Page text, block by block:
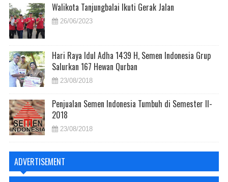
Walikota Tanjungbalai Ikuti Gerak Jalan
26/06/2023
Hari Raya Idul Adha 1439 H, Semen Indonesia Grup
Salurkan 167 Hewan Qurban
23/08/2018
Penjualan Semen Indonesia Tumbuh di Semester II-
2018
23/08/2018
ADVERTISEMENT